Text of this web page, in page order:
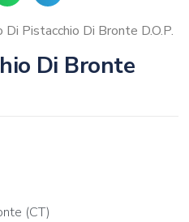
Pistacchio Di Bronte D.O.P.
Di Bronte
(CT)